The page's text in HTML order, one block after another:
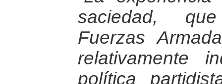
saciedad,
Fuerzas
relativamente
política